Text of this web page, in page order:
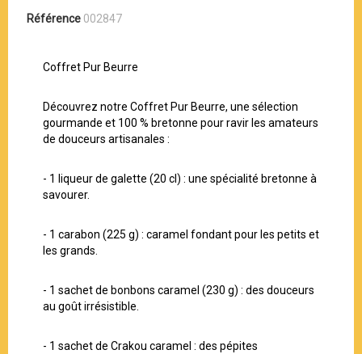
Référence 002847
Coffret Pur Beurre
Découvrez notre Coffret Pur Beurre, une sélection
gourmande et 100 % bretonne pour ravir les amateurs
de douceurs artisanales :
- 1 liqueur de galette (20 cl) : une spécialité bretonne à
savourer.
- 1 carabon (225 g) : caramel fondant pour les petits et
les grands.
- 1 sachet de bonbons caramel (230 g) : des douceurs
au goût irrésistible.
- 1 sachet de Crakou caramel : des pépites